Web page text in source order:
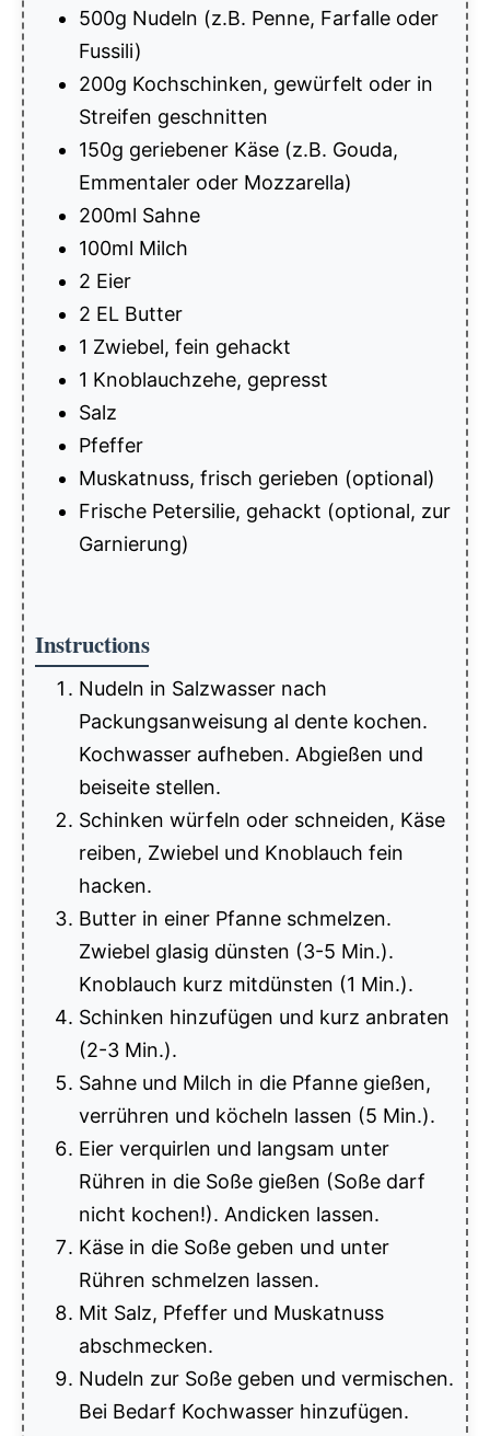
500g Nudeln (z.B. Penne, Farfalle oder
Fussili)
200g Kochschinken, gewürfelt oder in
Streifen geschnitten
150g geriebener Käse (z.B. Gouda,
Emmentaler oder Mozzarella)
200ml Sahne
100ml Milch
2 Eier
2 EL Butter
1 Zwiebel, fein gehackt
1 Knoblauchzehe, gepresst
Salz
Pfeffer
Muskatnuss, frisch gerieben (optional)
Frische Petersilie, gehackt (optional, zur
Garnierung)
Instructions
Nudeln in Salzwasser nach
Packungsanweisung al dente kochen.
Kochwasser aufheben. Abgießen und
beiseite stellen.
Schinken würfeln oder schneiden, Käse
reiben, Zwiebel und Knoblauch fein
hacken.
Butter in einer Pfanne schmelzen.
Zwiebel glasig dünsten (3-5 Min.).
Knoblauch kurz mitdünsten (1 Min.).
Schinken hinzufügen und kurz anbraten
(2-3 Min.).
Sahne und Milch in die Pfanne gießen,
verrühren und köcheln lassen (5 Min.).
Eier verquirlen und langsam unter
Rühren in die Soße gießen (Soße darf
nicht kochen!). Andicken lassen.
Käse in die Soße geben und unter
Rühren schmelzen lassen.
Mit Salz, Pfeffer und Muskatnuss
abschmecken.
Nudeln zur Soße geben und vermischen.
Bei Bedarf Kochwasser hinzufügen.